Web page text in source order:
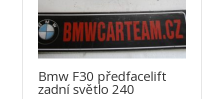
Bmw F30 předfacelift
zadní světlo 240